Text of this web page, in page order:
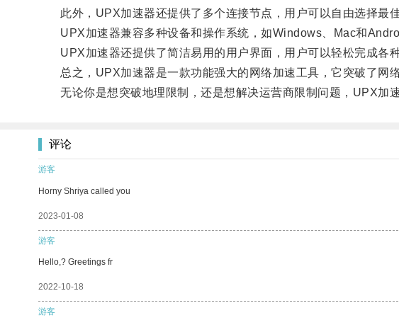
此外，UPX加速器还提供了多个连接节点，用户可以自由选择最佳
UPX加速器兼容多种设备和操作系统，如Windows、Mac和
UPX加速器还提供了简洁易用的用户界面，用户可以轻松完成各
总之，UPX加速器是一款功能强大的网络加速工具，它突破了网络
无论你是想突破地理限制，还是想解决运营商限制问题，UPX加速
评论
游客
Horny Shriya called you
2023-01-08
游客
Hello,? Greetings fr
2022-10-18
游客